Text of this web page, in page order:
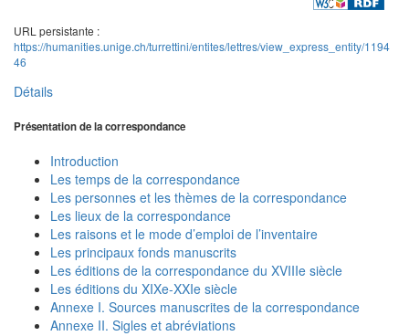
URL persistante :
https://humanities.unige.ch/turrettini/entites/lettres/view_express_entity/1194
46
Détails
Présentation de la correspondance
Introduction
Les temps de la correspondance
Les personnes et les thèmes de la correspondance
Les lieux de la correspondance
Les raisons et le mode d’emploi de l’inventaire
Les principaux fonds manuscrits
Les éditions de la correspondance du XVIIIe siècle
Les éditions du XIXe-XXIe siècle
Annexe I. Sources manuscrites de la correspondance
Annexe II. Sigles et abréviations